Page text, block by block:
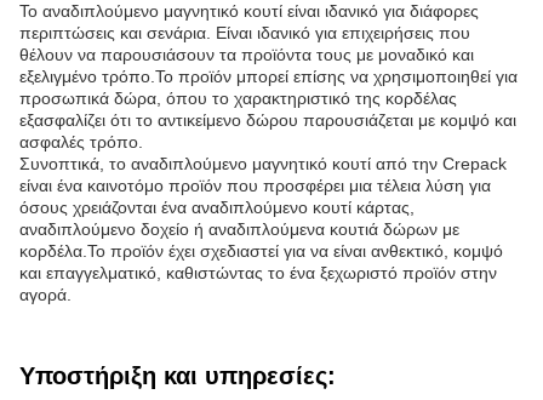
Το αναδιπλούμενο μαγνητικό κουτί είναι ιδανικό για διάφορες
περιπτώσεις και σενάρια. Είναι ιδανικό για επιχειρήσεις που
θέλουν να παρουσιάσουν τα προϊόντα τους με μοναδικό και
εξελιγμένο τρόπο.Το προϊόν μπορεί επίσης να χρησιμοποιηθεί για
προσωπικά δώρα, όπου το χαρακτηριστικό της κορδέλας
εξασφαλίζει ότι το αντικείμενο δώρου παρουσιάζεται με κομψό και
ασφαλές τρόπο.
Συνοπτικά, το αναδιπλούμενο μαγνητικό κουτί από την Crepack
είναι ένα καινοτόμο προϊόν που προσφέρει μια τέλεια λύση για
όσους χρειάζονται ένα αναδιπλούμενο κουτί κάρτας,
αναδιπλούμενο δοχείο ή αναδιπλούμενα κουτιά δώρων με
κορδέλα.Το προϊόν έχει σχεδιαστεί για να είναι ανθεκτικό, κομψό
και επαγγελματικό, καθιστώντας το ένα ξεχωριστό προϊόν στην
αγορά.
Υποστήριξη και υπηρεσίες: